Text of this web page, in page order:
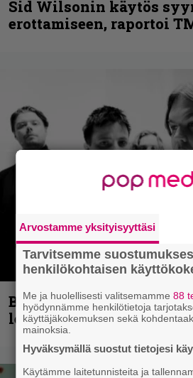
Sid Wilsonin käytös
erottamiseen, raportoi
Blind Channel aktivoituu
levyn ja jäähallikeikan
Arvostamme yksityisyyttäsi
Tarvitsemme
henkilökohtaisen
Me ja huolellisesti valitsemamme88
hyödynnämme henkilötietoja
käyttäjäkokemuksen sekä
mainoksia.
Hyväksymällä suostut tietojesi
Käytämme laitetunnisteita ja